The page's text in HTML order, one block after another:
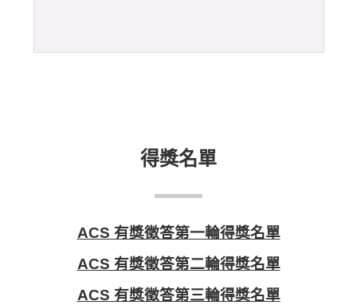
得獎名單
ACS 有獎徵答第一輪得獎名單
ACS 有獎徵答第二輪得獎名單
ACS 有獎徵答第三輪得獎名單